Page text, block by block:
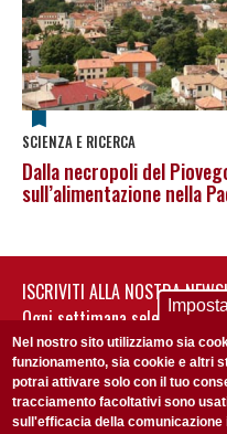
SCIENZA E RICERCA
Dalla necropoli del
sull’alimentazione nella
ISCRIVITI ALLA NOSTRA
Ogni settimana
non perderti gli
Nel nostro sito utilizziamo sia
funzionamento, sia cookie e altri
potrai attivare solo con il tuo
tracciamento facoltativi sono
sull'efficacia della